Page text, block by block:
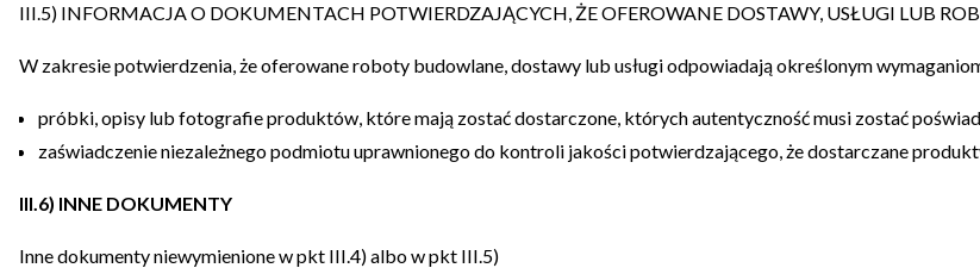
III.5) INFORMACJA O DOKUMENTACH POTWIERDZAJĄCYCH, ŻE OFEROWANE DOSTAWY, USŁUGI LUB
W zakresie potwierdzenia, że oferowane roboty budowlane, dostawy lub usługi odpowiadają określonym
próbki, opisy lub fotografie produktów, które mają zostać dostarczone, których autentyczność musi zostać
zaświadczenie niezależnego podmiotu uprawnionego do kontroli jakości potwierdzającego, że dostarczane
III.6) INNE DOKUMENTY
Inne dokumenty niewymienione w pkt III.4) albo w pkt III.5)